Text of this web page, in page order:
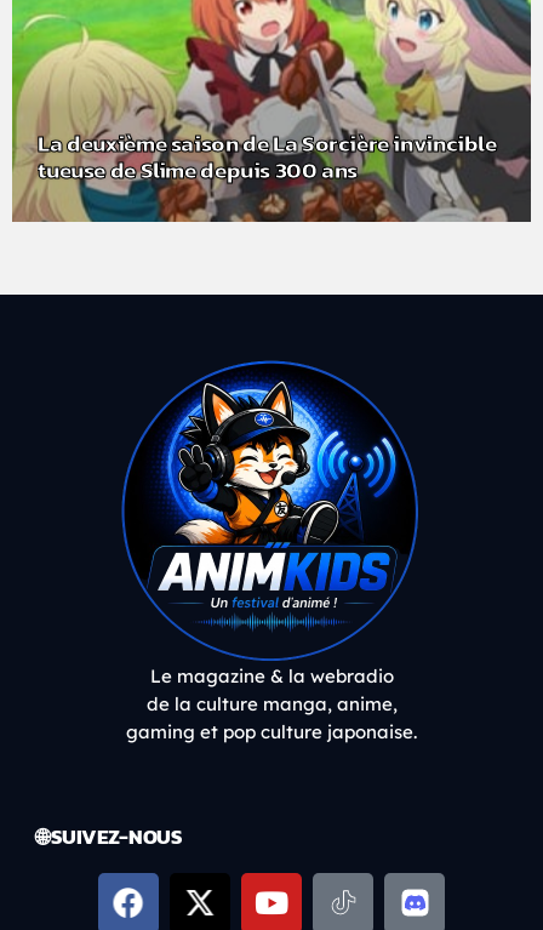
La deuxième saison de La Sorcière invincible
tueuse de Slime depuis 300 ans
Le magazine & la webradio
de la culture manga, anime,
gaming et pop culture japonaise.
🌐 SUIVEZ-NOUS